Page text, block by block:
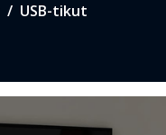
USB-tikut